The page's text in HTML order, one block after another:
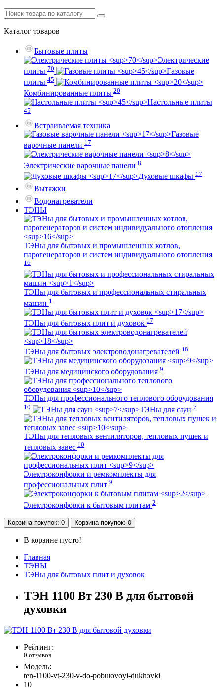
Каталог товаров
Бытовые плиты
Электрические
плиты 70
Газовые
плиты 45
Комбинированные плиты 20
Настольные плиты
45
Встраиваемая техника
Газовые
варочные панели 17
Электрические варочные панели 8
Духовые шкафы 17
Вытяжки
Водонагреватели
ТЭНЫ
ТЭНы для бытовых и промышленных котлов,
парогенераторов и систем индивидуального отопления
16
ТЭНы для бытовых и профессиональных стиральных
машин 1
ТЭНы для бытовых плит и духовок 17
ТЭНы для бытовых электроводонагревателей 18
ТЭНы для медицинского оборудования 9
ТЭНы для профессионального теплового оборудования
10 ТЭНы для саун 7
ТЭНы для тепловых вентиляторов, тепловых пушек и
тепловых завес 10
Электроконфорки и ремкомплекты для
профессиональных плит 9
Электроконфорки к бытовым плитам 2
Корзина покупок: 0 Корзина покупок: 0
В корзине пусто!
Главная
ТЭНЫ
ТЭНы для бытовых плит и духовок
ТЭН 1100 Вт 230 В для бытовой
духовки
Рейтинг:
0 отзывов
Модель:
ten-1100-vt-230-v-do-pobutovoyi-dukhovki
10